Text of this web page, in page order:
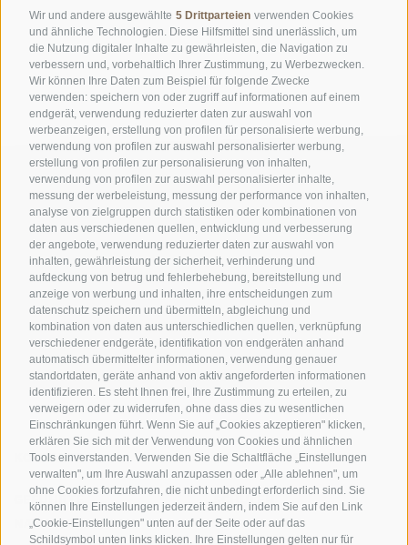
Wir und andere ausgewählte 5 Drittparteien verwenden Cookies
und ähnliche Technologien. Diese Hilfsmittel sind unerlässlich, um
die Nutzung digitaler Inhalte zu gewährleisten, die Navigation zu
verbessern und, vorbehaltlich Ihrer Zustimmung, zu Werbezwecken.
Wir können Ihre Daten zum Beispiel für folgende Zwecke
verwenden: speichern von oder zugriff auf informationen auf einem
endgerät, verwendung reduzierter daten zur auswahl von
werbeanzeigen, erstellung von profilen für personalisierte werbung,
verwendung von profilen zur auswahl personalisierter werbung,
erstellung von profilen zur personalisierung von inhalten,
verwendung von profilen zur auswahl personalisierter inhalte,
messung der werbeleistung, messung der performance von inhalten,
analyse von zielgruppen durch statistiken oder kombinationen von
daten aus verschiedenen quellen, entwicklung und verbesserung
der angebote, verwendung reduzierter daten zur auswahl von
inhalten, gewährleistung der sicherheit, verhinderung und
aufdeckung von betrug und fehlerbehebung, bereitstellung und
anzeige von werbung und inhalten, ihre entscheidungen zum
datenschutz speichern und übermitteln, abgleichung und
kombination von daten aus unterschiedlichen quellen, verknüpfung
verschiedener endgeräte, identifikation von endgeräten anhand
automatisch übermittelter informationen, verwendung genauer
standortdaten, geräte anhand von aktiv angeforderten informationen
identifizieren. Es steht Ihnen frei, Ihre Zustimmung zu erteilen, zu
verweigern oder zu widerrufen, ohne dass dies zu wesentlichen
Einschränkungen führt. Wenn Sie auf „Cookies akzeptieren" klicken,
erklären Sie sich mit der Verwendung von Cookies und ähnlichen
Tools einverstanden. Verwenden Sie die Schaltfläche „Einstellungen
verwalten", um Ihre Auswahl anzupassen oder „Alle ablehnen", um
ohne Cookies fortzufahren, die nicht unbedingt erforderlich sind. Sie
können Ihre Einstellungen jederzeit ändern, indem Sie auf den Link
„Cookie-Einstellungen" unten auf der Seite oder auf das
Schildsymbol unten links klicken. Ihre Einstellungen gelten nur für
AMT FÜR DEN NATIONALPARK STILFSERJOCH
SOCIAL-MEDIA-RICHTLINIEN | IMPRESSUM | SITEMAP | COOKIE-RICHTLINIE
PRIVACY | Cookie Präferenzen
KONTAKTE BESUCHERZENTREN
GEFÜHRTE
NATURERLEBNISSE
SCHULEN